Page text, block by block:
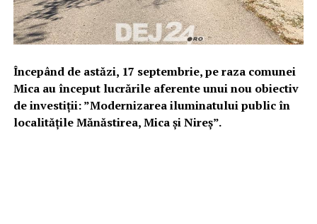
Începând de astăzi, 17 septembrie, pe raza comunei
Mica au început lucrările aferente unui nou obiectiv
de investiții: ”Modernizarea iluminatului public în
localitățile Mănăstirea, Mica și Nireș”.